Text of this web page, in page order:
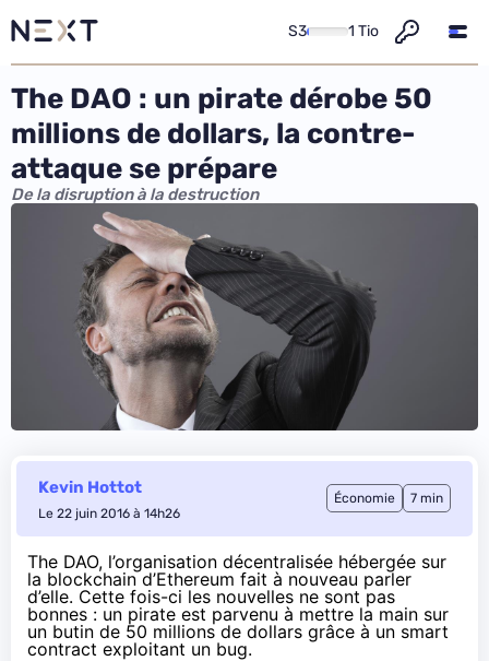
S3 1 Tio
The DAO : un pirate dérobe 50
millions de dollars, la contre-
attaque se prépare
De la disruption à la destruction
Kevin Hottot
Le 22 juin 2016 à 14h26
Économie 7 min
The DAO, l’organisation décentralisée hébergée sur
la blockchain d’Ethereum fait à nouveau parler
d’elle. Cette fois-ci les nouvelles ne sont pas
bonnes : un pirate est parvenu à mettre la main sur
un butin de 50 millions de dollars grâce à un smart
contract exploitant un bug.